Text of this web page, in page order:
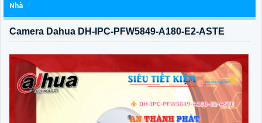
Nhà
Camera Dahua DH-IPC-PFW5849-A180-E2-ASTE